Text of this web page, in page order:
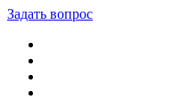
Задать вопрос